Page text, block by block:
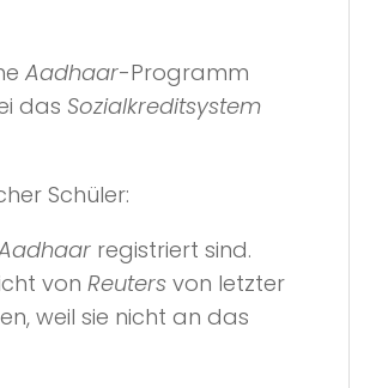
Aadhaar-Programm
das Sozialkreditsystem
Schüler:
registriert sind.
von Reuters von letzter
weil sie nicht an das